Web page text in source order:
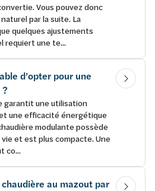
Vous pouvez donc
par la suite. La
quelques ajustements
requiert une te...
d’opter pour une
garantit une utilisation
une efficacité énergétique
modulante possède
et est plus compacte. Une
co...
au mazout par